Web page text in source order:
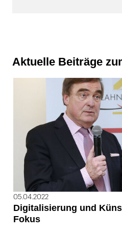
Aktuelle Beiträge
05.04.2022
Digitalisierung und
Fokus